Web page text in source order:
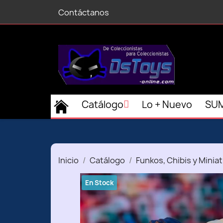
Contáctanos
Catálogo Lo + Nuevo
Inicio Catálogo Funkos, Chibis y
En Stock